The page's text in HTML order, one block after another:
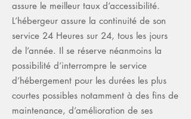
assure le meilleur taux d’accessibilité.
L’hébergeur assure la continuité de son
service 24 Heures sur 24, tous les jours
de l’année. Il se réserve néanmoins la
possibilité d’interrompre le service
d’hébergement pour les durées les plus
courtes possibles notamment à des fins de
maintenance, d’amélioration de ses